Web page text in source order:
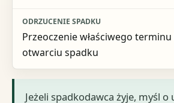
Przeoczenie właściwego
otwarciu spadku
Jeżeli spadkodawca żyje, myśl o